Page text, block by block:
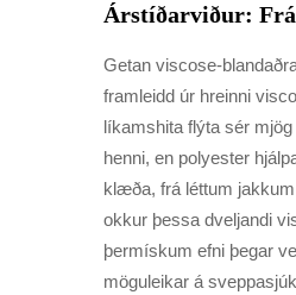
Árstíðarviður:
Getan viscose-
framleidd úr hreinni
líkamshita flýta sér
henni, en polyester
klæða, frá léttum
okkur þessa dveljandi
þermískum efni þegar
möguleikar á